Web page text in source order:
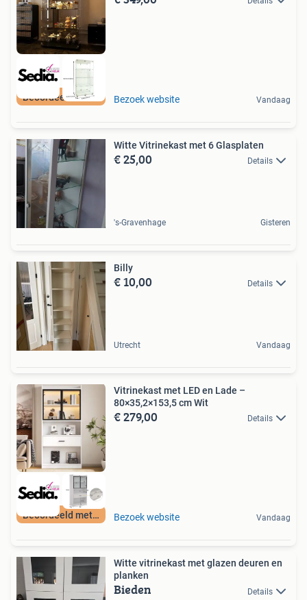
Beoordeeld met 9+ Bezoek website Vandaag
Witte Vitrinekast met 6 Glasplaten
€ 25,00 Details
's-Gravenhage Gisteren
Billy
€ 10,00 Details
Utrecht Vandaag
Beoordeeld met 9+
Vitrinekast met LED en Lade –
80×35,2×153,5 cm Wit
€ 279,00 Details
Bezoek website Vandaag
Witte vitrinekast met glazen deuren en
planken
Bieden Details